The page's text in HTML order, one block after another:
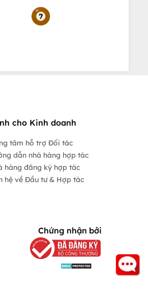
cho Kinh doanh
tâm hỗ trợ Đối tác
dẫn nhà hàng hợp tác
hàng đăng ký hợp tác
hệ về Đầu tư & Hợp tác
Chứng nhận bởi